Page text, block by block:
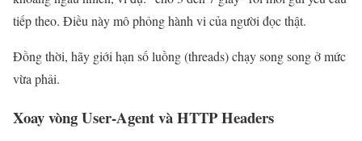
tiếp theo. Điều này mô phỏng hành vi của người đọc thật.
Đồng thời, hãy giới hạn số luồng (threads) chạy song song ở mức
vừa phải.
Xoay vòng User-Agent và HTTP Headers